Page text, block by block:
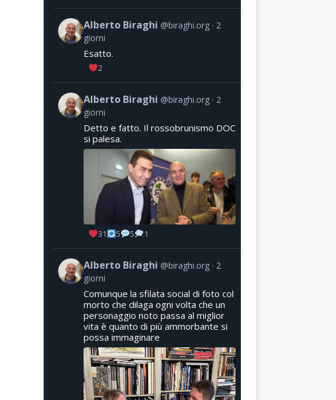
Alberto Biraghi @biraghi.org
2
giorni
Esatto.
2
Alberto Biraghi @biraghi.org
2
giorni
Detto e fatto. Il rossobrunismo DOC
si palesa.
31 5 5 1
Alberto Biraghi @biraghi.org
2
giorni
Comunque la sfilata social di foto col
morto che dilaga ogni volta che un
personaggio noto passa al miglior
vita è quanto di più ammorbante si
possa immaginare